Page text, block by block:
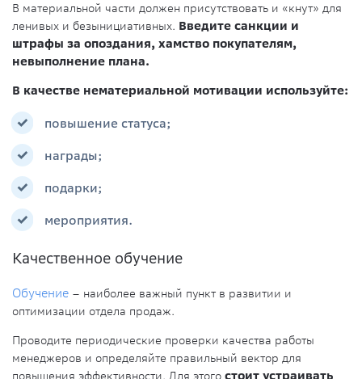
В материальной части должен присутствовать и «кнут» для
ленивых и безынициативных. Введите санкции и
штрафы за опоздания, хамство покупателям,
невыполнение плана.
В качестве нематериальной мотивации используйте:
повышение статуса;
награды;
подарки;
мероприятия.
Качественное обучение
Обучение – наиболее важный пункт в развитии и
оптимизации отдела продаж.
Проводите периодические проверки качества работы
менеджеров и определяйте правильный вектор для
повышения эффективности. Для этого стоит устраивать